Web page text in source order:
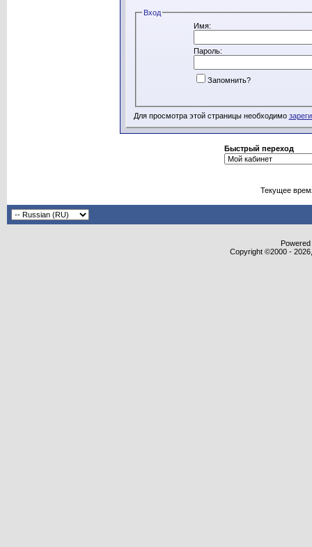
Вход
Имя:
Пароль:
Запомнить?
Для просмотра этой страницы необходимо
Быстрый переход
Текущее
Copyright ©2000 -